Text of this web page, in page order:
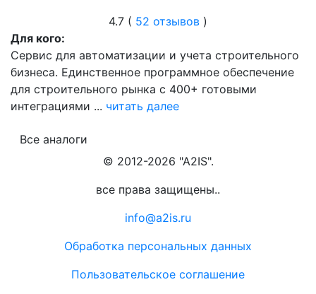
4.7 ( 52 отзывов )
Для кого:
Сервис для автоматизации и учета строительного
бизнеса. Единственное программное обеспечение
для строительного рынка с 400+ готовыми
интеграциями ... читать далее
Все аналоги
© 2012-2026 "A2IS".
все права защищены..
info@a2is.ru
Обработка персональных данных
Пользовательское соглашение